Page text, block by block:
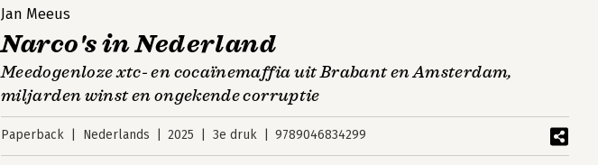
Jan Meeus
Narco's in Nederland
Meedogenloze xtc- en cocaïnemaffia uit Brabant en Amsterdam,
miljarden winst en ongekende corruptie
Paperback Nederlands 2025 3e druk 9789046834299